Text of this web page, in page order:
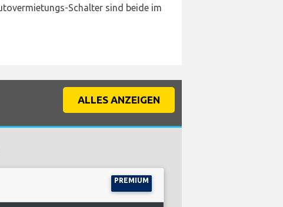
Schalter sind beide im
ALLES ANZEIGEN
PREMIUM